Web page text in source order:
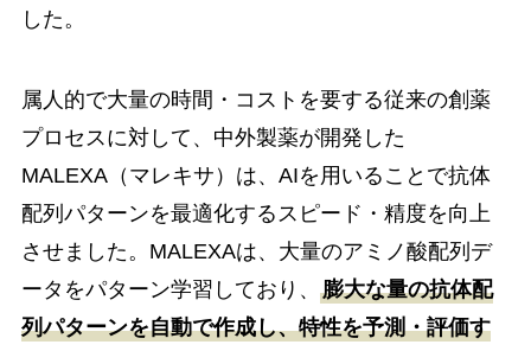
した。
属人的で大量の時間・コストを要する従来の創薬
プロセスに対して、中外製薬が開発した
MALEXA（マレキサ）は、AIを用いることで抗体
配列パターンを最適化するスピード・精度を向上
させました。MALEXAは、大量のアミノ酸配列デ
ータをパターン学習しており、 膨大な量の抗体配
列パターンを自動で作成し、特性を予測・評価す